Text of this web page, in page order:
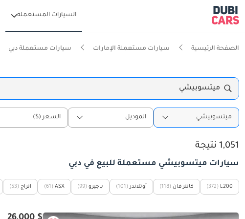
السيارات المستعملة
الصفحة الرئيسية سيارات مستعملة الإمارات سيارات مستعملة دبي
ميتسوبيشي
ميتسوبيشي الموديل السعر ($)
1,051 نتيجة
سيارات ميتسوبيشي مستعملة للبيع في دبي
L200
(372) كانتر فان (118) آوتلاندر (101) باجيرو (99)
ASX
(61) اتراج (53)